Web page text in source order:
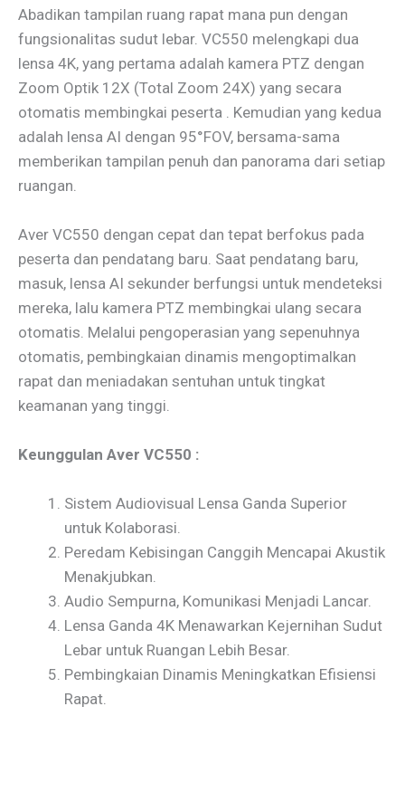
Abadikan tampilan ruang rapat mana pun dengan
fungsionalitas sudut lebar. VC550 melengkapi dua
lensa 4K, yang pertama adalah kamera PTZ dengan
Zoom Optik 12X (Total Zoom 24X) yang secara
otomatis membingkai peserta . Kemudian yang kedua
adalah lensa AI dengan 95°FOV, bersama-sama
memberikan tampilan penuh dan panorama dari setiap
ruangan.
Aver VC550 dengan cepat dan tepat berfokus pada
peserta dan pendatang baru. Saat pendatang baru,
masuk, lensa AI sekunder berfungsi untuk mendeteksi
mereka, lalu kamera PTZ membingkai ulang secara
otomatis. Melalui pengoperasian yang sepenuhnya
otomatis, pembingkaian dinamis mengoptimalkan
rapat dan meniadakan sentuhan untuk tingkat
keamanan yang tinggi.
Keunggulan Aver VC550 :
Sistem Audiovisual Lensa Ganda Superior
untuk Kolaborasi.
Peredam Kebisingan Canggih Mencapai Akustik
Menakjubkan.
Audio Sempurna, Komunikasi Menjadi Lancar.
Lensa Ganda 4K Menawarkan Kejernihan Sudut
Lebar untuk Ruangan Lebih Besar.
Pembingkaian Dinamis Meningkatkan Efisiensi
Rapat.